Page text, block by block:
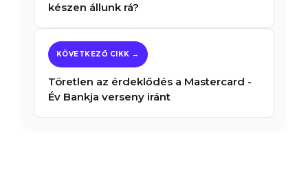
készen állunk rá?
Töretlen az érdeklődés a Mastercard -
Év Bankja verseny iránt